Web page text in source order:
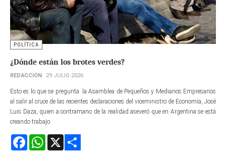
POLÍTICA
¿Dónde están los brotes verdes?
REDACCIÓN 29 JULIO 2026
Esto es lo que se pregunta la Asamblea de Pequeños y Medianos Empresarios
al salir al cruce de las recientes declaraciones del viceministro de Economía, José
Luis Daza, quien a contramano de la realidad aseveró que en Argentina se está
creando trabajo.
FacebookWhatsApp